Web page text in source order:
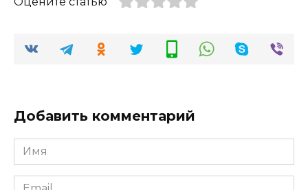
Добавить комментарий
Имя
*
Email